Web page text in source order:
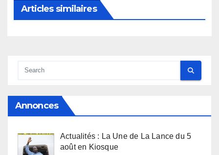
Articles similaires
Annonces
Actualités : La Une de La Lance du 5
août en Kiosque